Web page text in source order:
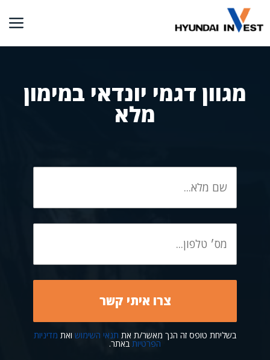
לדלג
לתוכן
מגוון דגמי יונדאי במימון
מלא
בשליחת טופס זה הנך מאשר/ת את תנאי השימוש ואת מדיניות
הפרטיות באתר.